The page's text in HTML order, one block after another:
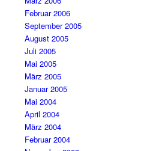
Februar 2006
September 2005
August 2005
Juli 2005
Mai 2005
März 2005
Januar 2005
Mai 2004
April 2004
März 2004
Februar 2004